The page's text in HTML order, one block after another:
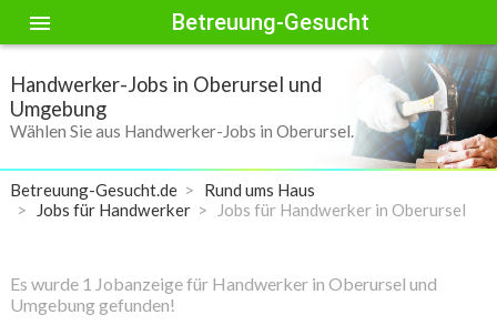
menu Betreuung-Gesucht
Handwerker-Jobs in Oberursel und
Umgebung
Wählen Sie aus Handwerker-Jobs in Oberursel.
Betreuung-Gesucht.de
Rund ums Haus
Jobs für Handwerker
Jobs für Handwerker in Oberursel
Es wurde 1 Jobanzeige für Handwerker in Oberursel und
Umgebung gefunden!